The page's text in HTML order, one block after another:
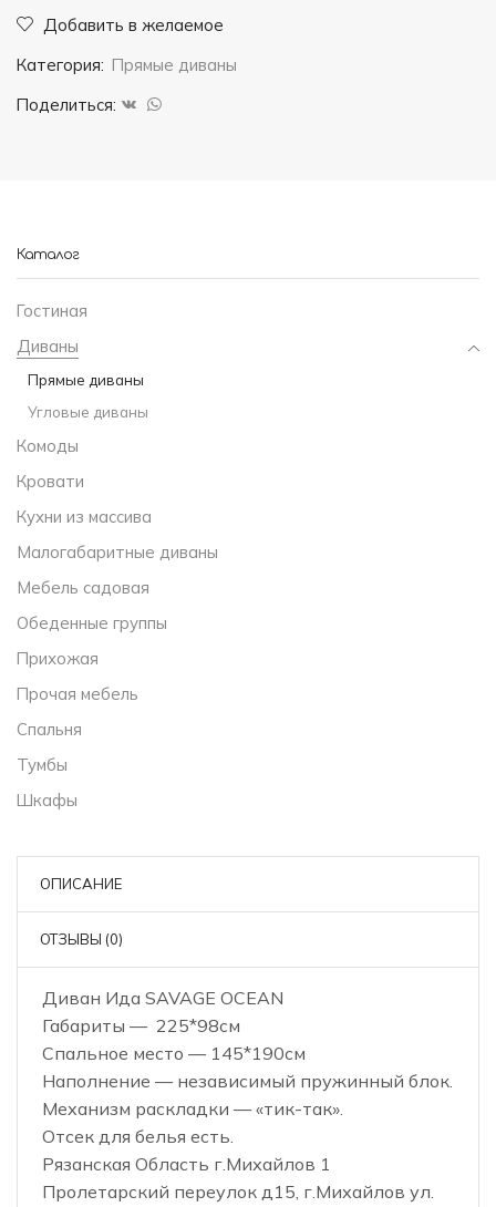
Диван
Ида
SAVAGE
Добавить в желаемое
Категория: Прямые диваны
Поделиться:
Каталог
Гостиная
Диваны
Прямые диваны
Угловые диваны
Комоды
Кровати
Кухни из массива
Малогабаритные диваны
Мебель садовая
Обеденные группы
Прихожая
Прочая мебель
Спальня
Тумбы
Шкафы
ОПИСАНИЕ
ОТЗЫВЫ (0)
Диван Ида SAVAGE OCEAN
Габариты — 225*98см
Спальное место — 145*190см
Наполнение — независимый пружинный блок.
Механизм раскладки — «тик-так».
Отсек для белья есть.
Рязанская Область г.Михайлов 1
Пролетарский переулок д15, г.Михайлов ул.